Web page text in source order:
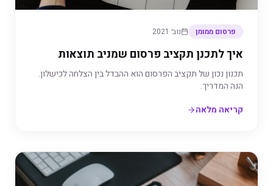
פרסום ממומן נוב׳ 2021
איך לתכנן תקציב פרסום שמניב תוצאות
תכנון נכון של תקציב הפרסום הוא ההבדל בין הצלחה לכישלון.
הנה המדריך.
קריאה מלאה